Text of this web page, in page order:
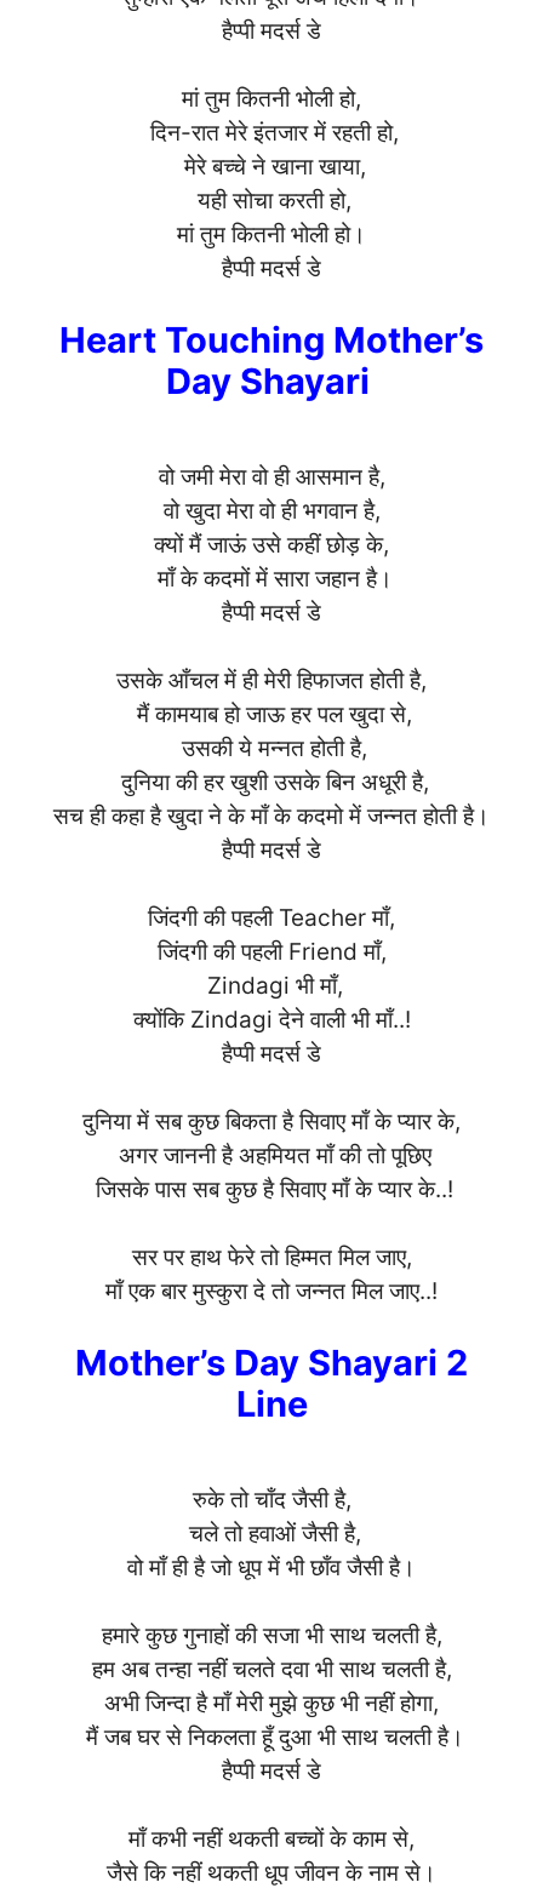
हैप्पी मदर्स डे
मां तुम कितनी भोली हो,
दिन-रात मेरे इंतजार में रहती हो,
मेरे बच्चे ने खाना खाया,
यही सोचा करती हो,
मां तुम कितनी भोली हो।
हैप्पी मदर्स डे
Heart Touching Mother’s
Day Shayari
वो जमी मेरा वो ही आसमान है,
वो खुदा मेरा वो ही भगवान है,
क्यों मैं जाऊं उसे कहीं छोड़ के,
माँ के कदमों में सारा जहान है।
हैप्पी मदर्स डे
उसके आँचल में ही मेरी हिफाजत होती है,
मैं कामयाब हो जाऊ हर पल खुदा से,
उसकी ये मन्नत होती है,
दुनिया की हर खुशी उसके बिन अधूरी है,
सच ही कहा है खुदा ने के माँ के कदमो में जन्नत होती है।
हैप्पी मदर्स डे
जिंदगी की पहली Teacher माँ,
जिंदगी की पहली Friend माँ,
Zindagi भी माँ,
क्योंकि Zindagi देने वाली भी माँ..!
हैप्पी मदर्स डे
दुनिया में सब कुछ बिकता है सिवाए माँ के प्यार के,
अगर जाननी है अहमियत माँ की तो पूछिए
जिसके पास सब कुछ है सिवाए माँ के प्यार के..!
सर पर हाथ फेरे तो हिम्मत मिल जाए,
माँ एक बार मुस्कुरा दे तो जन्नत मिल जाए..!
Mother’s Day Shayari 2
Line
रुके तो चाँद जैसी है,
चले तो हवाओं जैसी है,
वो माँ ही है जो धूप में भी छाँव जैसी है।
हमारे कुछ गुनाहों की सजा भी साथ चलती है,
हम अब तन्हा नहीं चलते दवा भी साथ चलती है,
अभी जिन्दा है माँ मेरी मुझे कुछ भी नहीं होगा,
मैं जब घर से निकलता हूँ दुआ भी साथ चलती है।
हैप्पी मदर्स डे
माँ कभी नहीं थकती बच्चों के काम से,
जैसे कि नहीं थकती धूप जीवन के नाम से।